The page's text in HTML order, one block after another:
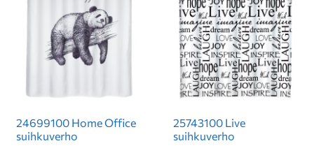
24699100 Home Office
suihkuverho
25743100 Live
suihkuverho